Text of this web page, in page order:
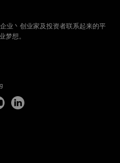
业丶创业家及投资者联系起来的平
想。